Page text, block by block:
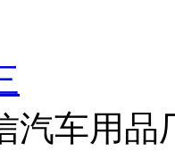
汽车用品